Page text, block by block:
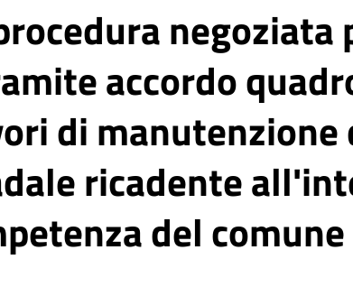
negoziata
accordo
di manutenzione
ricadente
del